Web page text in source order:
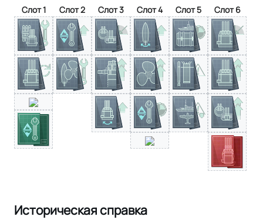
Слот 1 Слот 2 Слот 3 Слот 4 Слот 5 Слот 6
Историческая справка